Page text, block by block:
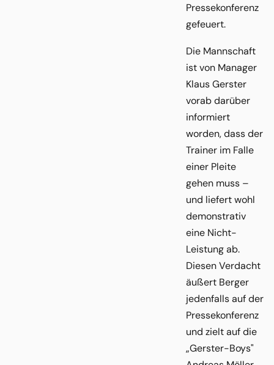
Pressekonferenz
gefeuert.
Die Mannschaft
ist von Manager
Klaus Gerster
vorab darüber
informiert
worden, dass der
Trainer im Falle
einer Pleite
gehen muss –
und liefert wohl
demonstrativ
eine Nicht-
Leistung ab.
Diesen Verdacht
äußert Berger
jedenfalls auf der
Pressekonferenz
und zielt auf die
„Gerster-Boys"